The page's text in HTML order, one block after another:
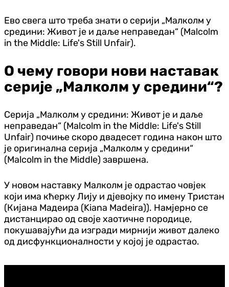
Ево свега што треба знати о серији „Малколм у
средини: Живот је и даље неправедан“ (Malcolm
in the Middle: Life's Still Unfair).
О чему говори нови наставак
серије „Малколм у средини“?
Серија „Малколм у средини: Живот је и даље
неправедан“ (Malcolm in the Middle: Life's Still
Unfair) почиње скоро двадесет година након што
је оригинална серија „Малколм у средини“
(Malcolm in the Middle) завршена.
У новом наставку Малколм је одрастао човјек
који има кћерку Лију и дјевојку по имену Тристан
(Кијана Мадеира (Kiana Madeira)). Намјерно се
дистанцирао од своје хаотичне породице,
покушавајући да изгради мирнији живот далеко
од дисфункционалности у којој је одрастао.